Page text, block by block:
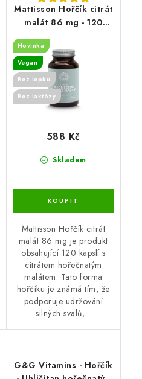
Mattisson Hořčík citrát
malát 86 mg - 120
Novinka
Vegan
Bez lepku
Bez laktózy
Skladem
588 Kč
Mattisson Hořčík citrát
malát 86 mg je produkt
obsahující 120 kapslí s
citrátem hořečnatým
malátem. Tato forma
hořčíku je známá tím, že
podporuje udržování
silných svalů,...
G&G Vitamins - Hořčík